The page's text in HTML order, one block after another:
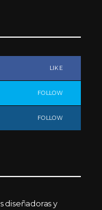
LIKE
FOLLOW
FOLLOW
diseñadoras y